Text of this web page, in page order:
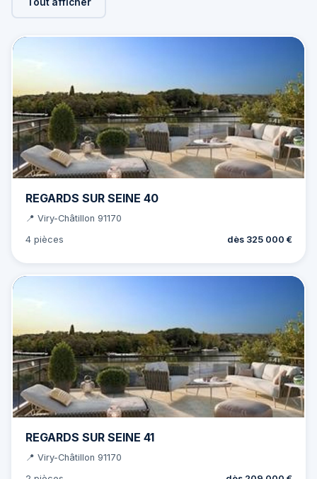
REGARDS SUR SEINE 40
📍 Viry-Châtillon 91170
4 pièces
dès 325 000 €
REGARDS SUR SEINE 41
📍 Viry-Châtillon 91170